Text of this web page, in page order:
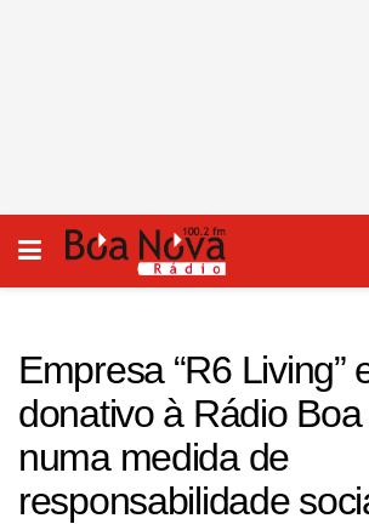
Empresa “R6 Living”
donativo à Rádio
numa medida de
responsabilidade